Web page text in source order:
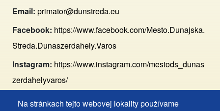
Na stránkach tejto webovej lokality používame
Email: primator@dunstreda.eu
Facebook: https://www.facebook.com/Mesto.Dunajska.
Streda.Dunaszerdahely.Varos
Instagram: https://www.instagram.com/mestods_dunas
zerdahelyvaros/